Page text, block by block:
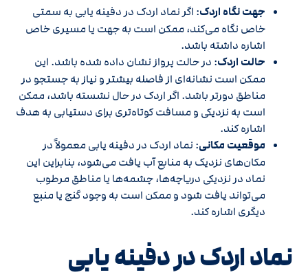
جهت نگاه اردک: اگر نماد اردک در دفینه یابی به سمتی
خاص نگاه می‌کند، ممکن است به جهت یا مسیری خاص
اشاره داشته باشد.
حالت اردک: در حالت پرواز نشان داده شده باشد. این
ممکن است نشانه‌ای از فاصله بیشتر و نیاز به جستجو در
مناطق دورتر باشد. اگر اردک در حال نشسته باشد، ممکن
است به نزدیکی و مسافت کوتاه‌تری برای دستیابی به هدف
اشاره کند.
موقعیت مکانی: نماد اردک در دفینه یابی معمولاً در
مکان‌های نزدیک به منابع آب یافت می‌شود، بنابراین این
نماد در نزدیکی دریاچه‌ها، چشمه‌ها یا مناطق مرطوب
می‌تواند یافت شود و ممکن است به وجود گنج یا منبع
دیگری اشاره کند.
نماد اردک در دفینه یابی